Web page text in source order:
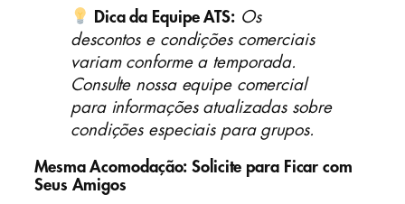
Dica da Equipe ATS: Os
descontos e condições comerciais
variam conforme a temporada.
Consulte nossa equipe comercial
para informações atualizadas sobre
condições especiais para grupos.
Mesma Acomodação: Solicite para Ficar com
Seus Amigos